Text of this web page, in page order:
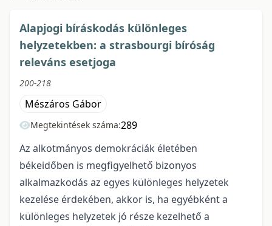
Alapjogi bíráskodás különleges
helyzetekben: a strasbourgi bíróság
releváns esetjoga
200-218
Mészáros Gábor
Megtekintések száma:289
Az alkotmányos demokráciák életében
békeidőben is megfigyelhető bizonyos
alkalmazkodás az egyes különleges helyzetek
kezelése érdekében, akkor is, ha egyébként a
különleges helyzetek jó része kezelhető a